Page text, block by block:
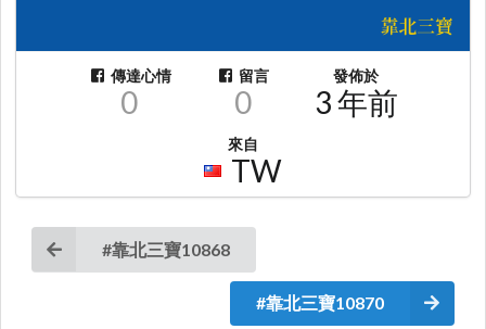
傳達心情
0
留言
0
發佈於
3 年前
來自
TW
#靠北三寶10868
#靠北三寶10870